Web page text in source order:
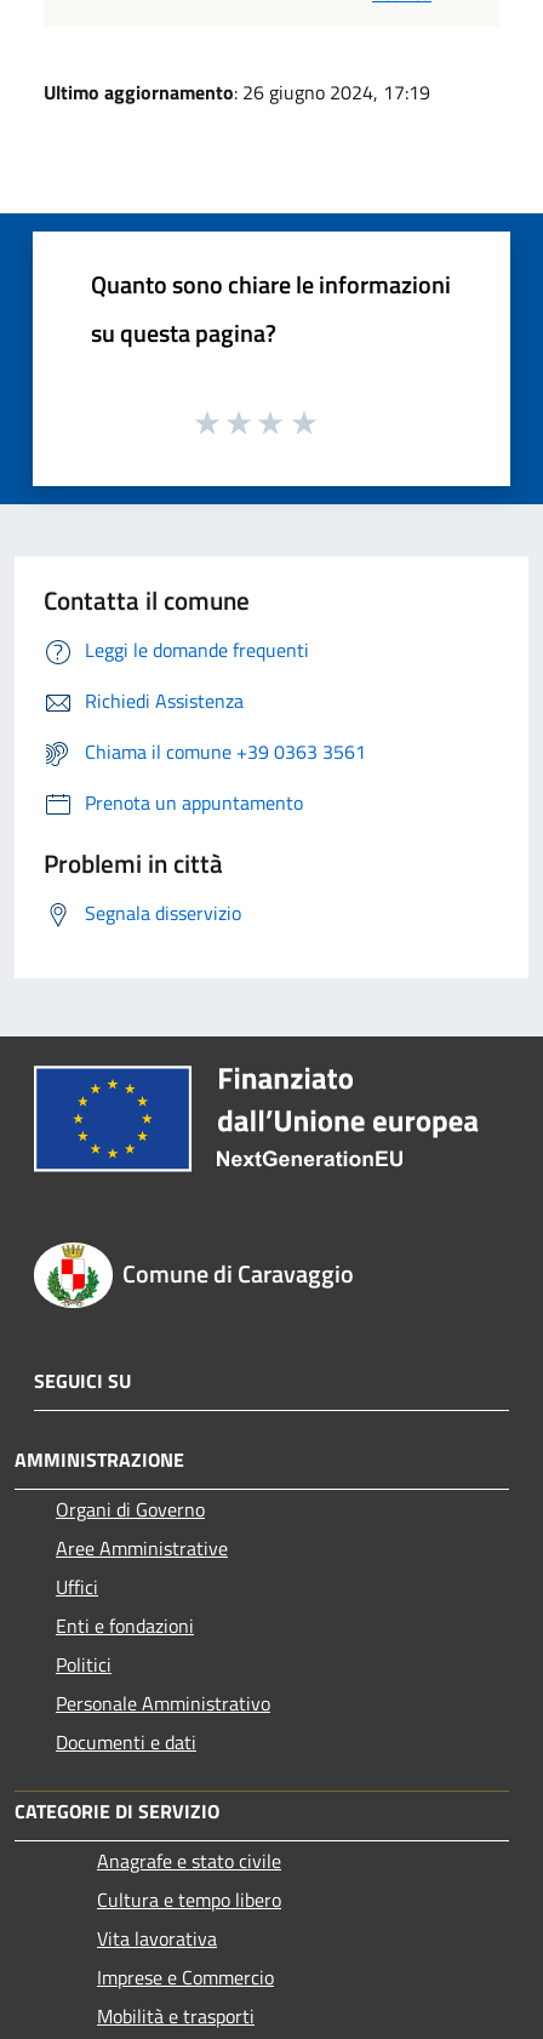
Ultimo aggiornamento: 26 giugno 2024, 17:19
Quanto sono chiare le informazioni
su questa pagina?
Contatta il comune
Leggi le domande frequenti
Richiedi Assistenza
Chiama il comune +39 0363 3561
Prenota un appuntamento
Problemi in città
Segnala disservizio
Comune di Caravaggio
SEGUICI SU
AMMINISTRAZIONE
Organi di Governo
Aree Amministrative
Uffici
Enti e fondazioni
Politici
Personale Amministrativo
Documenti e dati
CATEGORIE DI SERVIZIO
Anagrafe e stato civile
Cultura e tempo libero
Vita lavorativa
Imprese e Commercio
Mobilità e trasporti